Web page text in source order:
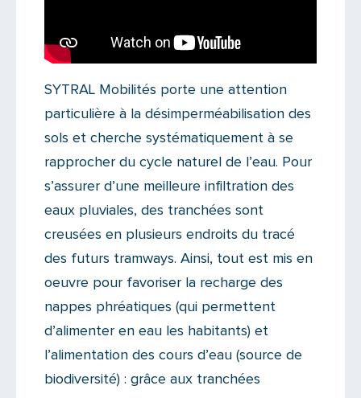
SYTRAL Mobilités porte une attention
particulière à la désimperméabilisation des
sols et cherche systématiquement à se
rapprocher du cycle naturel de l’eau. Pour
s’assurer d’une meilleure infiltration des
eaux pluviales, des tranchées sont
creusées en plusieurs endroits du tracé
des futurs tramways. Ainsi, tout est mis en
oeuvre pour favoriser la recharge des
nappes phréatiques (qui permettent
d’alimenter en eau les habitants) et
l’alimentation des cours d’eau (source de
biodiversité) : grâce aux tranchées